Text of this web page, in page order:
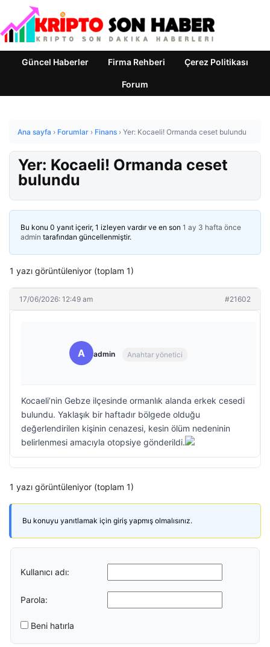
Güncel Haberler Firma Rehberi Çerez Politikası
Forum
Ana sayfa › Forumlar › Finans › Yer: Kocaeli! Ormanda ceset bulundu
Yer: Kocaeli! Ormanda ceset
bulundu
Bu konu 0 yanıt içerir, 1 izleyen vardır ve en son 1 ay 3 hafta önce
admin tarafından güncellenmiştir.
1 yazı görüntüleniyor (toplam 1)
17/06/2026: 12:49 am #21602
A admin Anahtar yönetici
Kocaeli’nin Gebze ilçesinde ormanlık alanda erkek cesedi
bulundu. Yaklaşık bir haftadır bölgede olduğu
değerlendirilen kişinin cenazesi, kesin ölüm nedeninin
belirlenmesi amacıyla otopsiye gönderildi.
1 yazı görüntüleniyor (toplam 1)
Bu konuyu yanıtlamak için giriş yapmış olmalısınız.
Kullanıcı adı:
Parola:
Beni hatırla